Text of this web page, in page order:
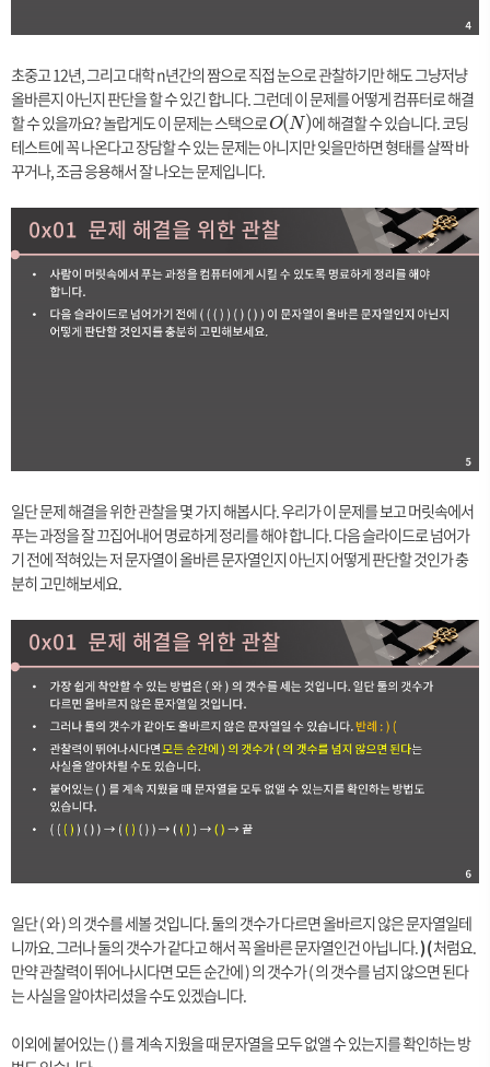
초중고 12년, 그리고 대학 n년간의 짬으로 직접 눈으로 관찰하기만 해도 그냥저냥
올바른지 아닌지 판단을 할 수 있긴 합니다. 그런데 이 문제를 어떻게 컴퓨터로 해결
할 수 있을까요? 놀랍게도 이 문제는 스택으로O
(
O(N )에 해결할 수 있습니다. 코딩
테스트에 꼭 나온다고 장담할 수 있는 문제는 아니지만 잊을만하면 형태를 살짝 바
꾸거나, 조금 응용해서 잘 나오는 문제입니다.
일단 문제 해결을 위한 관찰을 몇 가지 해봅시다. 우리가 이 문제를 보고 머릿속에서
푸는 과정을 잘 끄집어내어 명료하게 정리를 해야 합니다. 다음 슬라이드로 넘어가
기 전에 적혀있는 저 문자열이 올바른 문자열인지 아닌지 어떻게 판단할 것인가 충
분히 고민해보세요.
일단 ( 와 ) 의 갯수를 세볼 것입니다. 둘의 갯수가 다르면 올바르지 않은 문자열일테
니까요. 그러나 둘의 갯수가 같다고 해서 꼭 올바른 문자열인건 아닙니다.) (처럼요.
만약 관찰력이 뛰어나시다면 모든 순간에 ) 의 갯수가 ( 의 갯수를 넘지 않으면 된다
는 사실을 알아차리셨을 수도 있겠습니다.
이외에 붙어있는 ( ) 를 계속 지웠을 때 문자열을 모두 없앨 수 있는지를 확인하는 방